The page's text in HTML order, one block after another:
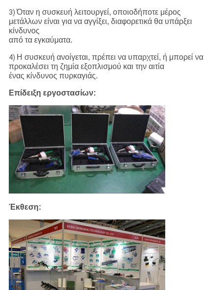
3)Όταν η συσκευή λειτουργεί, οποιοδήποτε μέρος
μετάλλων είναι για να αγγίξει, διαφορετικά θα υπάρξει
κίνδυνος
από τα εγκαύματα.
4) Η συσκευή ανοίγεται, πρέπει να υπαρχτεί, ή μπορεί να
προκαλέσει τη ζημία εξοπλισμού και την αιτία
ένας κίνδυνος πυρκαγιάς.
Επίδειξη εργοστασίων:
Έκθεση: